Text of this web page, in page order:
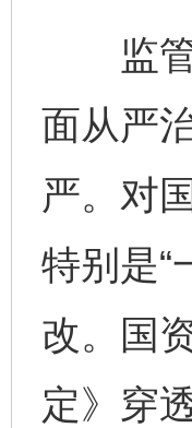
监管
面从严
严。对
特别是“
改。国
定》穿